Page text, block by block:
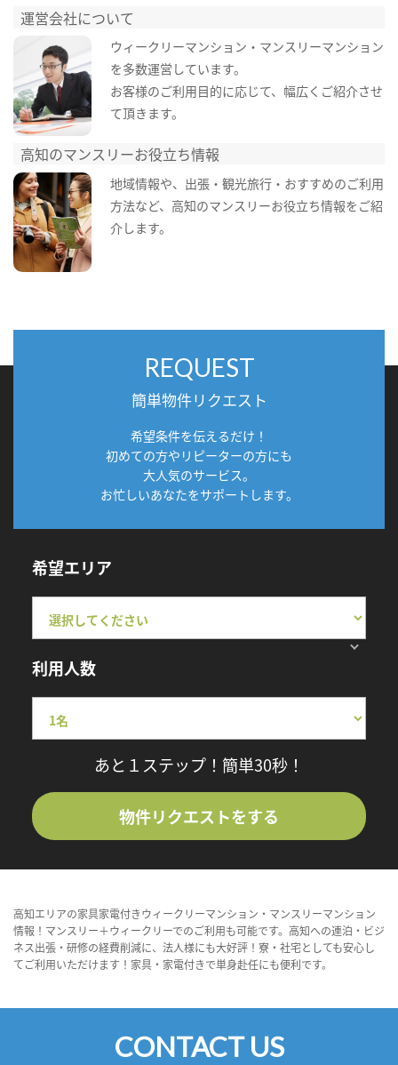
運営会社について
ウィークリーマンション・マンスリーマンション
を多数運営しています。
お客様のご利用目的に応じて、幅広くご紹介させ
て頂きます。
高知のマンスリーお役立ち情報
地域情報や、出張・観光旅行・おすすめのご利用
方法など、高知のマンスリーお役立ち情報をご紹
介します。
REQUEST
簡単物件リクエスト
希望条件を伝えるだけ！
初めての方やリピーターの方にも
大人気のサービス。
お忙しいあなたをサポートします。
希望エリア
利用人数
あと１ステップ！簡単30秒！
物件リクエストをする
高知エリアの家具家電付きウィークリーマンション・マンスリーマンション
情報！マンスリー＋ウィークリーでのご利用も可能です。高知への連泊・ビジ
ネス出張・研修の経費削減に、法人様にも大好評！寮・社宅としても安心し
てご利用いただけます！家具・家電付きで単身赴任にも便利です。
CONTACT US